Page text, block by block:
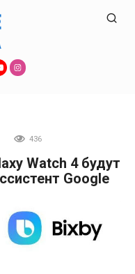
436
Watch 4 будут
Google